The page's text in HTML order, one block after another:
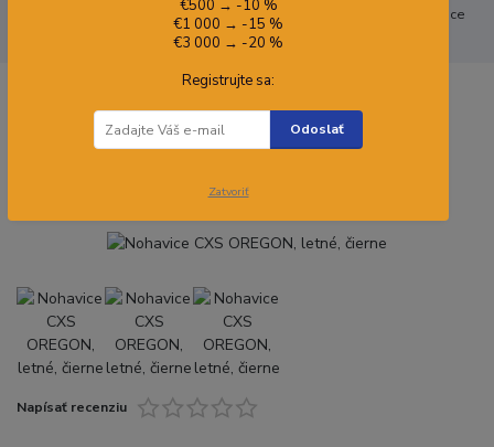
Nohavice Softshellové nohavice
Nohavice
CXS OREGON, letné, čierne
Nohavice CXS OREGON, letné, čierne
Kód produktu:1490-161-800-00
Napísať recenziu
€500 → -10 %
€1 000 → -15 %
€3 000 → -20 %
Registrujte sa:
Odoslať
Zatvoriť